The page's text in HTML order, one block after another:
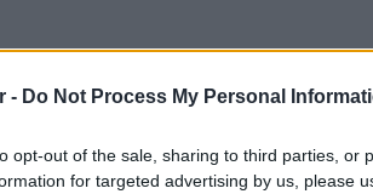
- Do Not Process My Personal
opt-out of the sale, sharing to third parties, or
for targeted advertising by us, please